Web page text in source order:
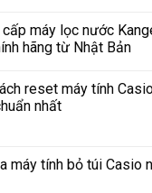
máy lọc nước
hãng từ Nhật Bản
reset máy tính
nhất
máy tính bỏ túi Casio